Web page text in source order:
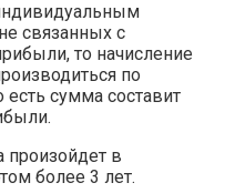
связанных с
то начисление
по
сумма составит
произойдет в
более 3 лет.